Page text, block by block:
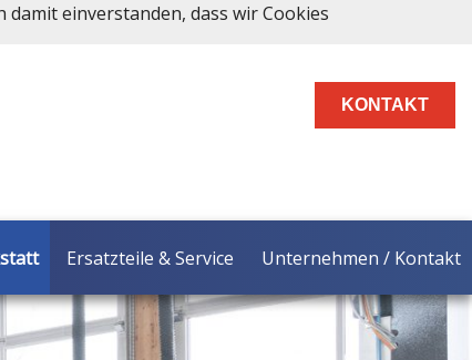
KONTAKT
Ersatzteile & Service Unternehmen / Kontakt
einverstanden, dass wir Cookies